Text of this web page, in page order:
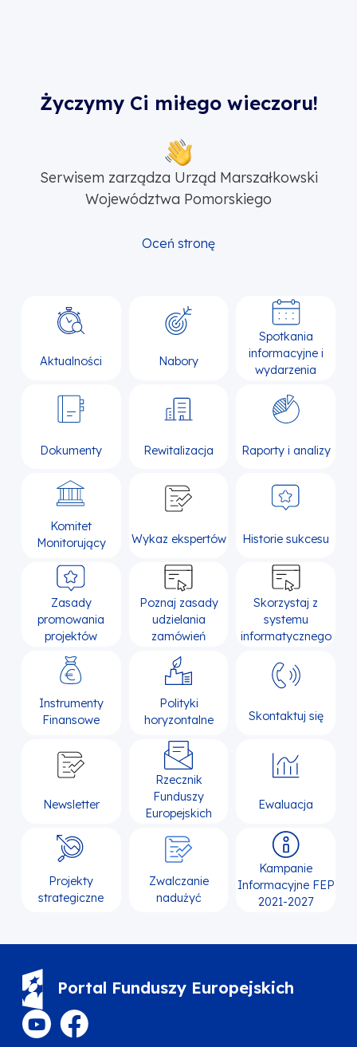
Życzymy Ci miłego wieczoru!
Serwisem zarządza Urząd Marszałkowski
Województwa Pomorskiego
Oceń stronę
Aktualności Nabory
Spotkania
informacyjne i
wydarzenia
Dokumenty Rewitalizacja Raporty i analizy
Komitet
Monitorujący
Wykaz ekspertów Historie sukcesu
Zasady
promowania
projektów
Poznaj zasady
udzielania
zamówień
Skorzystaj z
systemu
informatycznego
Instrumenty
Finansowe
Polityki
horyzontalne
Skontaktuj się
Newsletter
Rzecznik
Funduszy
Europejskich
Ewaluacja
Projekty
strategiczne
Zwalczanie
nadużyć
Kampanie
Informacyjne FEP
2021-2027
Portal Funduszy Europejskich